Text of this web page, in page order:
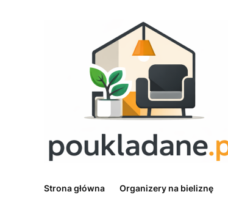
Strona główna Organizery na bieliznę